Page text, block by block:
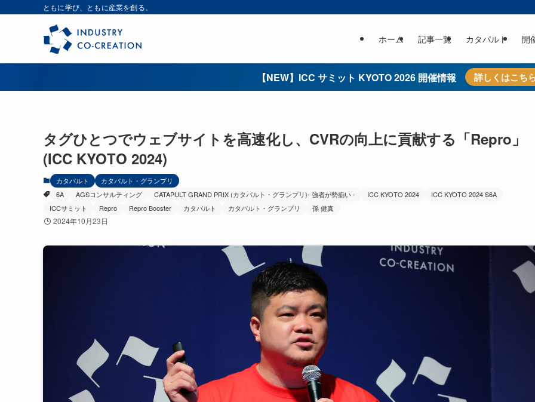
ともに学び、ともに産業を創る。
ホーム 記事一覧 カタパルト 開
【NEW】ICC サミット KYOTO 2026 開催情報 詳しくはこち
タグひとつでウェブサイトを高速化し、CVRの向上に貢献する「Repro」
(ICC KYOTO 2024)
カタパルト
カタパルト・グランプリ
6A
AGSコンサルティング CATAPULT GRAND PRIX (カタパルト・グランプリ)- 強者が勢揃い - ICC KYOTO 2024
ICC KYOTO 2024 S6A
ICCサミット
Repro Repro Booster カタパルト カタパルト・グランプリ 孫 健真
2024年10月23日